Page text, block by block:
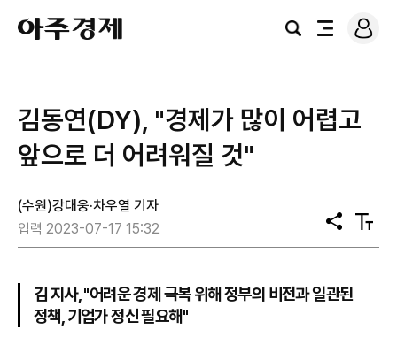
아
주
경
검
전
로
그
김동연(DY), "경제가 많이 어렵고
앞으로 더 어려워질 것"
(수원)강대웅·차우열 기자
입력 2023-07-17 15:32
공
유
텍
스
김 지사, "어려운 경제 극복 위해 정부의 비전과 일관된
정책, 기업가 정신 필요해"